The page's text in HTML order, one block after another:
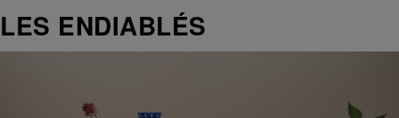
LES ENDIABLÉS